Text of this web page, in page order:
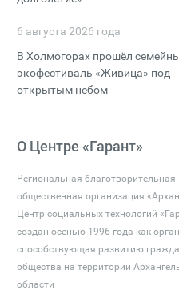
6 августа 2026 года
В Холмогорах прошёл
экофестиваль «Живица» под
открытым небом
О Центре «Гарант»
Региональная благотворительная
общественная организация
Центр социальных технологий
создан осенью 1996 года как
способствующая развитию
общества на территории
области